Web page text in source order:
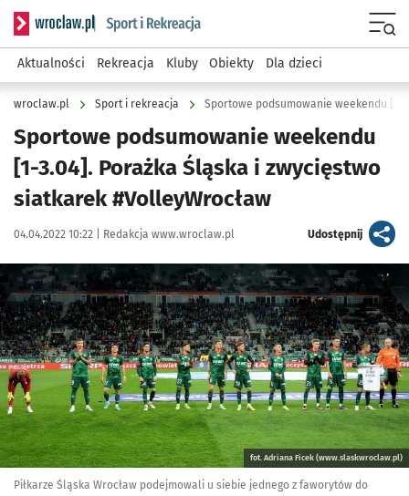
Serwis informacyjny wroclaw.pl podserwis: Sport i rekreacja
Aktualności Rekreacja Kluby Obiekty Dla dzieci
wroclaw.pl Sport i rekreacja
Sportowe podsumowanie weekendu
[1-3.04]. Porażka Śląska i zwycięstwo
siatkarek #VolleyWrocław
Data publikacji:
04.04.2022 10:22 | Autor:
Redakcja www.wroclaw.pl Udostępnijartykuł
Kliknij, aby powiększyć
fot. Adriana Ficek (www.slaskwroclaw.pl)
Piłkarze Śląska Wrocław podejmowali u siebie jednego z faworytów do